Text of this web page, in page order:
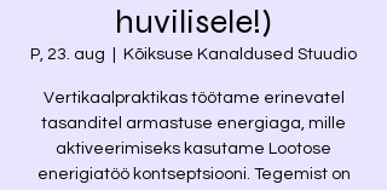
huvilisele!)
P, 23. aug Kõiksuse Kanaldused Stuudio
Vertikaalpraktikas töötame erinevatel
tasanditel armastuse energiaga, mille
aktiveerimiseks kasutame Lootose
enerigiatöö kontseptsiooni. Tegemist on